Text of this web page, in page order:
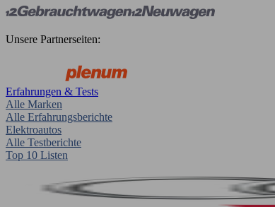
Unsere Partnerseiten:
Erfahrungen & Tests
Alle Marken
Alle Erfahrungsberichte
Elektroautos
Alle Testberichte
Top 10 Listen